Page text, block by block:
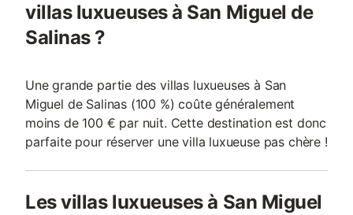
villas luxueuses à San Miguel de
Salinas ?
Une grande partie des villas luxueuses à San
Miguel de Salinas (100 %) coûte généralement
moins de 100 € par nuit. Cette destination est donc
parfaite pour réserver une villa luxueuse pas chère !
Les villas luxueuses à San Miguel